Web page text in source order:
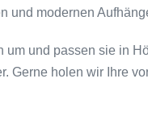
und modernen
um und passen sie in
Gerne holen wir Ihre